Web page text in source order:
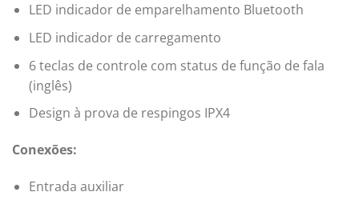
LED indicador de emparelhamento Bluetooth
LED indicador de carregamento
6 teclas de controle com status de função de fala
(inglês)
Design à prova de respingos IPX4
Conexões:
Entrada auxiliar